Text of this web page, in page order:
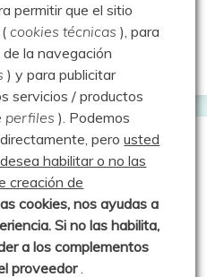
azul
permitir que el sitio
(cookies técnicas ), para
la navegación
) y para publicitar
servicios / productos
perfiles ). Podemos
perousted
habilitar o no las
creación de
cookies, nos ayudas a
Si no las habilita,
a los complementos
proveedor.